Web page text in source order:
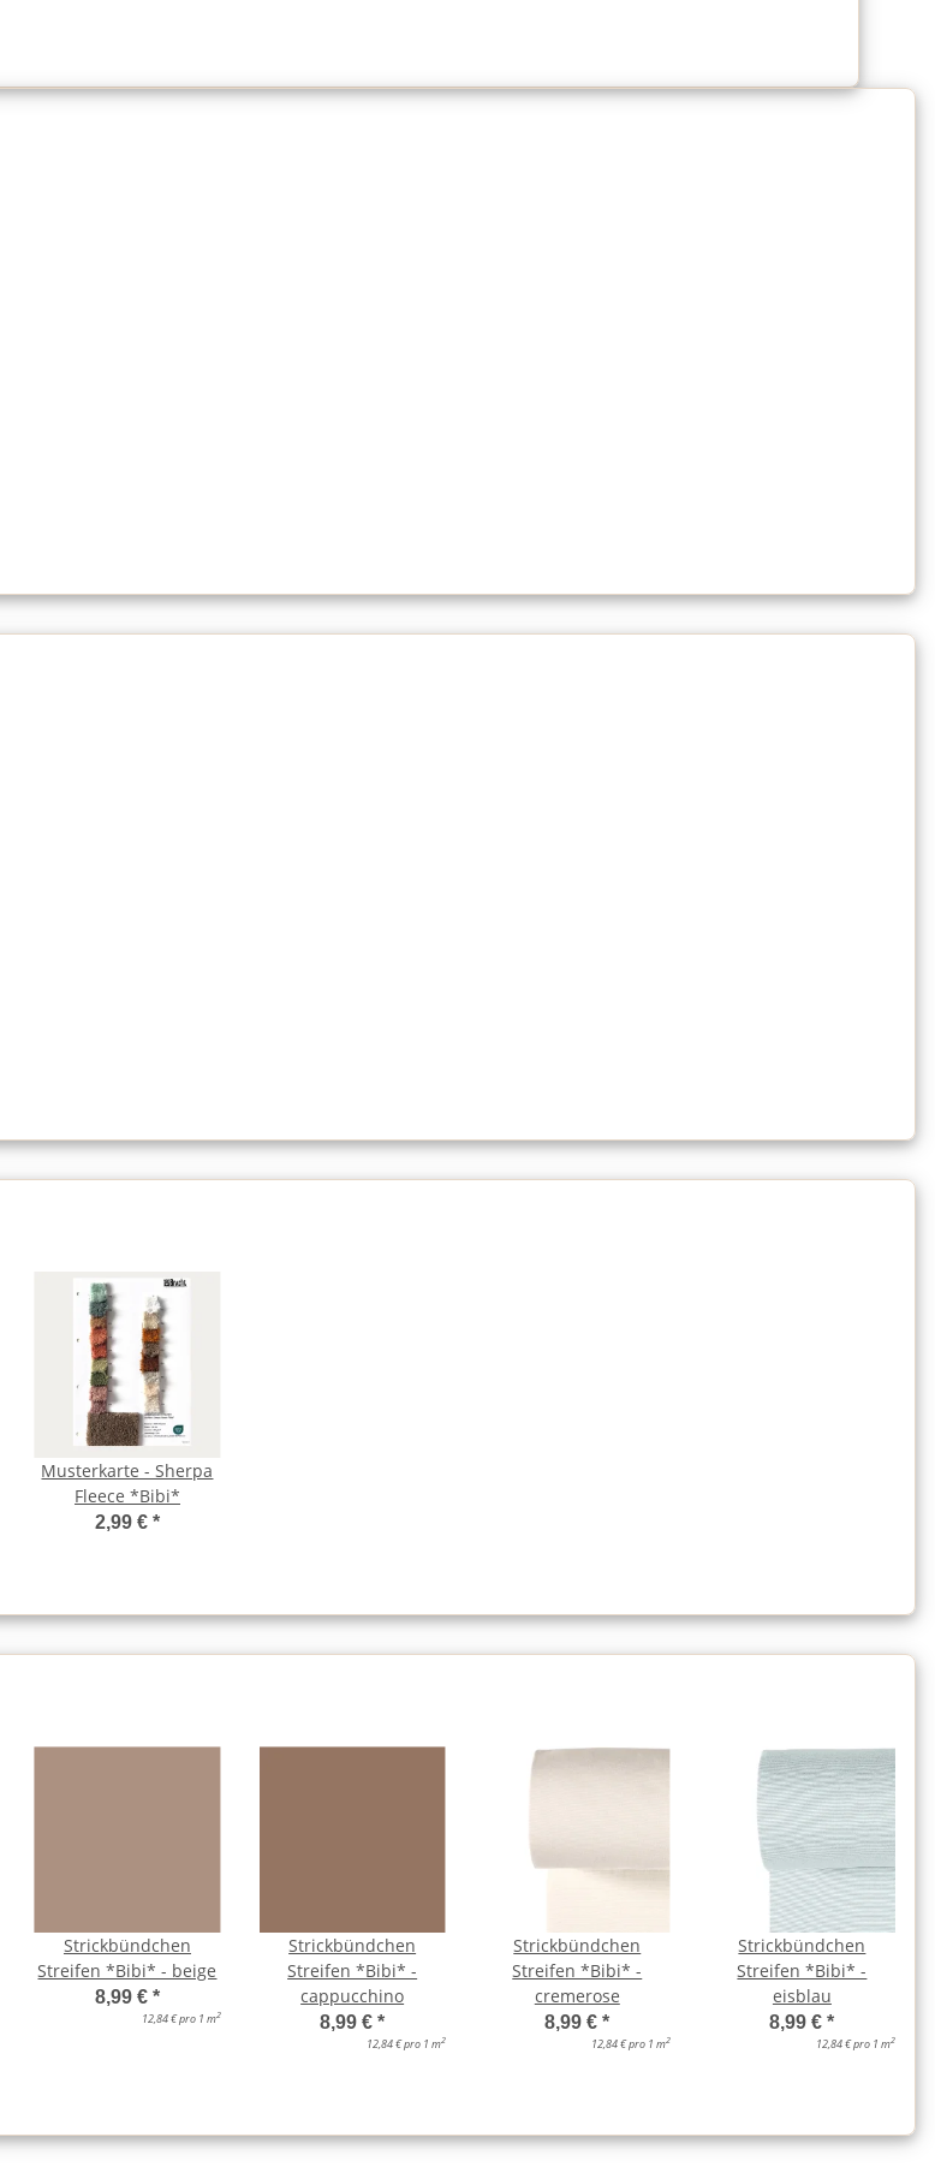
Musterkarte - Sherpa
Fleece *Bibi*
2,99 € *
Strickbündchen
Streifen *Bibi* - beige
8,99 € *
12,84 € pro 1 m2
Strickbündchen
Streifen *Bibi* -
cappucchino
8,99 €*
12,84 € pro 1 m2
Strickbündchen
Streifen *Bibi* -
cremerose
8,99 €*
12,84 € pro 1 m2
Strickbündchen
Streifen *Bibi* -
eisblau
8,99 €*
12,84 € pro 1 m2